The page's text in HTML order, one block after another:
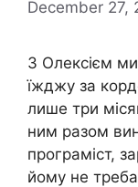
December 27,
З Олексієм
їжджу за
лише три
ним разом
програміст,
йому не